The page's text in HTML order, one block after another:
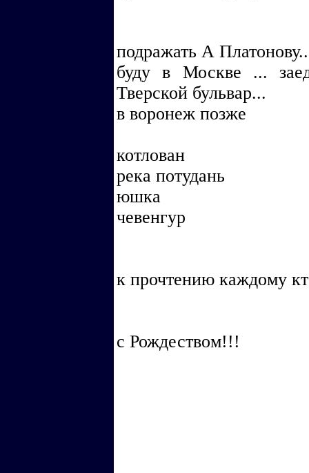
подражать А
буду в Москве ...
Тверской бульвар...
в воронеж позже
котлован
река потудань
юшка
чевенгур
к прочтению каждому
с Рождеством!!!